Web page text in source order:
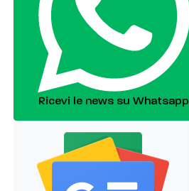
Ricevi le news su Whatsapp